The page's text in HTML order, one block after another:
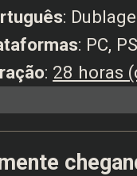
:
: PC,
: 28 horas